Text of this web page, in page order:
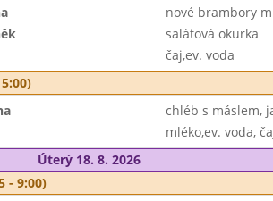
nové brambory
salátová okurka
čaj,ev. voda
chléb s máslem,
mléko,ev. voda,
Úterý 18. 8. 2026
- 9:00)